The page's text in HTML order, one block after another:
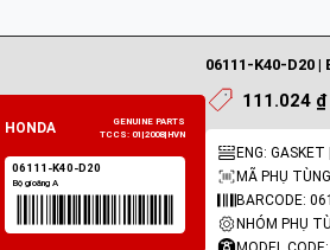
06111-K40-D20 |
111.024 ₫
ENG: GASKET
MÃ PHỤ
BARCODE: